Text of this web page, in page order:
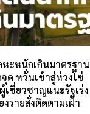
ะหนักเกินมาตรฐาน
ด หวั่นเข้าสู่ห่วงโซ่
ชี่ยวชาญแนะรัฐเร่ง
รายสั่งติดตามเฝ้า